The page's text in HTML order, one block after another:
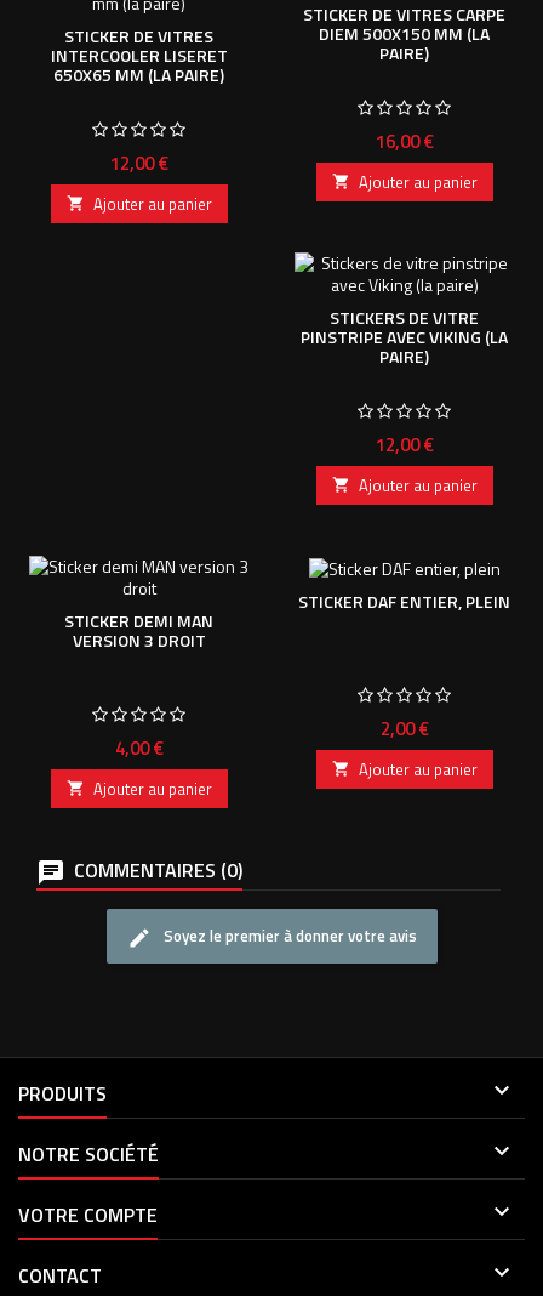
STICKER DE VITRES
INTERCOOLER LISERET
650X65 MM (LA PAIRE)
Prix
12,00 €
 Ajouter au panier
STICKER DE VITRES CARPE
DIEM 500X150 MM (LA
PAIRE)
Prix
16,00 €
 Ajouter au panier
STICKERS DE VITRE
PINSTRIPE AVEC VIKING (LA
PAIRE)
Prix
12,00 €
 Ajouter au panier
STICKER DEMI MAN
VERSION 3 DROIT
Prix
4,00 €
 Ajouter au panier
STICKER DAF ENTIER, PLEIN
Prix
2,00 €
 Ajouter au panier
COMMENTAIRES (0)
Soyez le premier à donner votre avis
PRODUITS 
NOTRE SOCIÉTÉ 
VOTRE COMPTE 
CONTACT 